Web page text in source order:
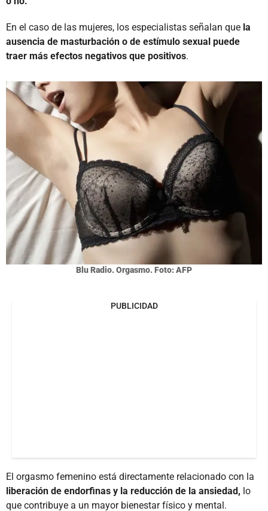
En el caso de las mujeres, los especialistas señalan que la
ausencia de masturbación o de estímulo sexual puede
traer más efectos negativos que positivos.
Blu Radio. Orgasmo. Foto: AFP
PUBLICIDAD
El orgasmo femenino está directamente relacionado con la
liberación de endorfinas y la reducción de la ansiedad, lo
que contribuye a un mayor bienestar físico y mental.